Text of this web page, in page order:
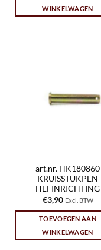
WINKELWAGEN
art.nr. HK180860
KRUISSTUKPEN
HEFINRICHTING
€3,90 Excl. BTW
TOEVOEGEN AAN
WINKELWAGEN